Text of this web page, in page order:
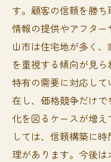
す。顧客の信頼を勝
情報の提供やアフタ
山市は住宅地が多く
を重視する傾向が見
特有の需要に対応し
在し、価格競争だけ
化を図るケースが増
しては、信頼構築に
理があります。今後